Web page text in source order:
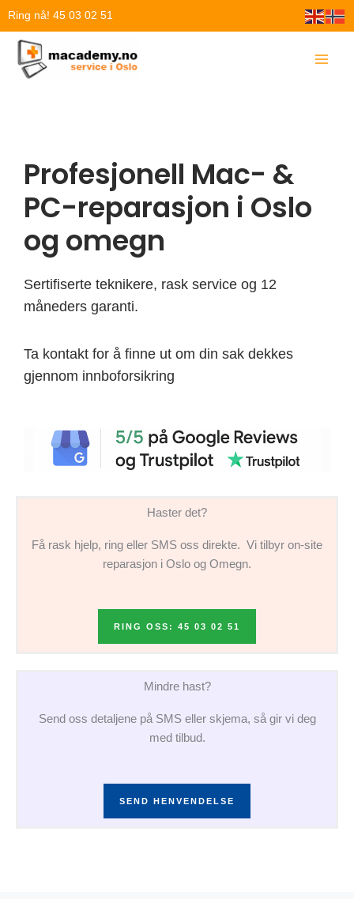
Hopp
innholdet
Ring nå! 45 03 02 51
Profesjonell Mac- &
PC-reparasjon i Oslo
og omegn
Sertifiserte teknikere, rask service og 12
måneders garanti.
Ta kontakt for å finne ut om din sak dekkes
gjennom innboforsikring
Haster det?
Få rask hjelp, ring eller SMS oss direkte. Vi tilbyr on-site
reparasjon i Oslo og Omegn.
RING OSS: 45 03 02 51
Mindre hast?
Send oss detaljene på SMS eller skjema, så gir vi deg
med tilbud.
SEND HENVENDELSE